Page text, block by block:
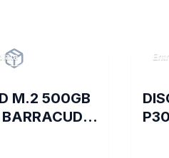
M.2 500GB